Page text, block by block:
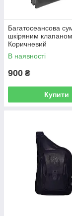
Багатосеансова
шкіряним клапаном
Коричневий
В наявності
900 ₴
Купити